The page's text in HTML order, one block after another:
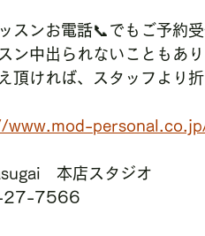
スンお電話📞でもご予約
ン中出られないこともあ
頂ければ、スタッフより
www.mod-
　本店スタジオ
7566